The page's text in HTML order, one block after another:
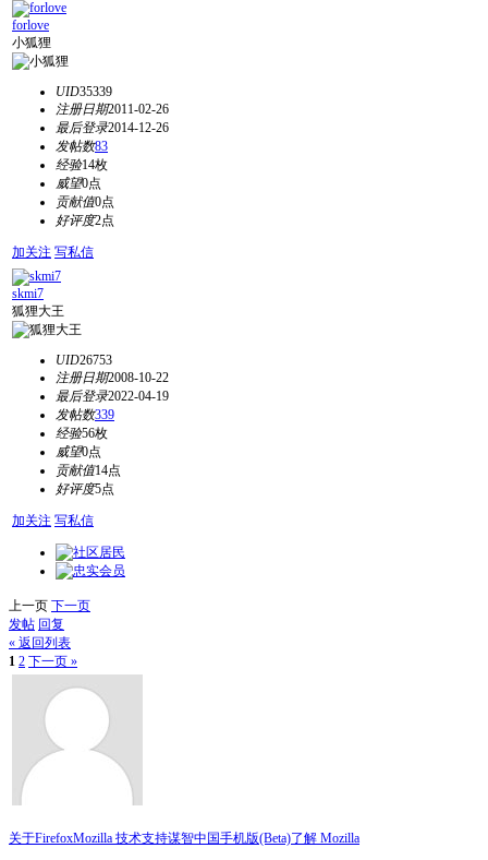
forlove
小狐狸
UID35339
注册日期2011-02-26
最后登录2014-12-26
发帖数83
经验14枚
威望0点
贡献值0点
好评度2点
加关注 写私信
skmi7
狐狸大王
UID26753
注册日期2008-10-22
最后登录2022-04-19
发帖数339
经验56枚
威望0点
贡献值14点
好评度5点
加关注 写私信
上一页 下一页
发帖 回复
« 返回列表
1 2 下一页 »
关于FirefoxMozilla 技术支持谋智中国手机版(Beta)了解 Mozilla